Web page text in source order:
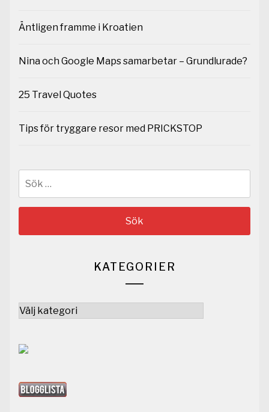
Äntligen framme i Kroatien
Nina och Google Maps samarbetar – Grundlurade?
25 Travel Quotes
Tips för tryggare resor med PRICKSTOP
KATEGORIER
Kategorier